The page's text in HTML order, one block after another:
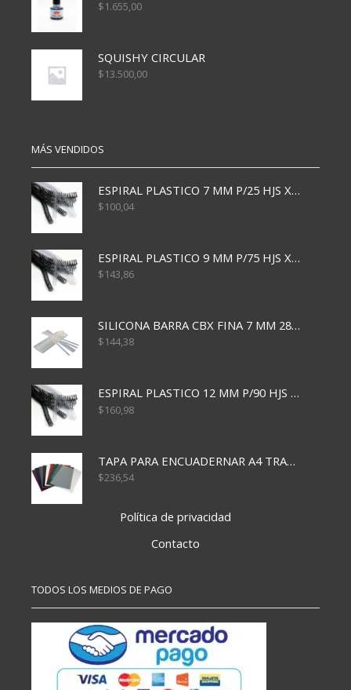
$1.655,00
SQUISHY CIRCULAR
$13.500,00
MÁS VENDIDOS
ESPIRAL PLASTICO 7 MM P/25 HJS X50x3000
$100,04
ESPIRAL PLASTICO 9 MM P/75 HJS X50X2400
$143,86
SILICONA BARRA CBX FINA 7 MM 28 CM
$144,38
ESPIRAL PLASTICO 12 MM P/90 HJS X50X1500
$160,98
TAPA PARA ENCUADERNAR A4 TRANSP x50x500
$236,54
Política de privacidad
Contacto
TODOS LOS MEDIOS DE PAGO